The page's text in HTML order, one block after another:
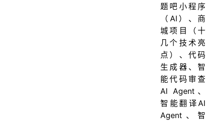
题吧小程序
（AI）、商
城项目（十
几个技术亮
点）、代码
生成器、智
能代码审查
AI Agent、
智能翻译AI
Agent、智